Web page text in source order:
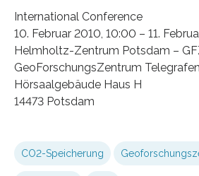
International Conference
10. Februar 2010, 10:00 – 11.
Helmholtz-Zentrum Potsdam –
GeoForschungsZentrum
Hörsaalgebäude Haus H
14473 Potsdam
CO2-Speicherung